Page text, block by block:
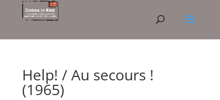
Help! / Au secours !
(1965)